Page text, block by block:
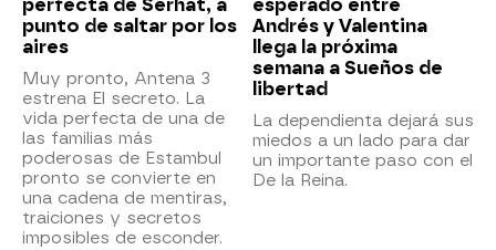
perfecta de Serhat, a
punto de saltar por los
aires
Muy pronto, Antena 3
estrena El secreto. La
vida perfecta de una de
las familias más
poderosas de Estambul
pronto se convierte en
una cadena de mentiras,
traiciones y secretos
imposibles de esconder.
esperado entre
Andrés y Valentina
llega la próxima
semana a Sueños de
libertad
La dependienta dejará sus
miedos a un lado para dar
un importante paso con el
De la Reina.